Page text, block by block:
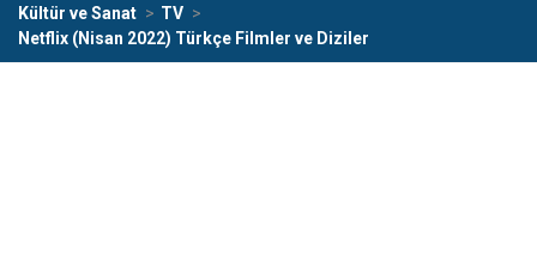
Kültür ve Sanat
TV
Netflix (Nisan 2022) Türkçe Filmler ve Diziler